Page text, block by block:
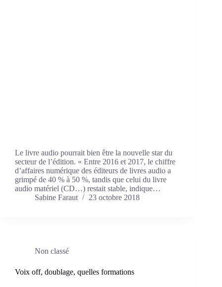
Le livre audio pourrait bien être la nouvelle star du
secteur de l’édition. « Entre 2016 et 2017, le chiffre
d’affaires numérique des éditeurs de livres audio a
grimpé de 40 % à 50 %, tandis que celui du livre
audio matériel (CD…) restait stable, indique…
Sabine Faraut
23 octobre 2018
Non classé
Voix off, doublage, quelles formations